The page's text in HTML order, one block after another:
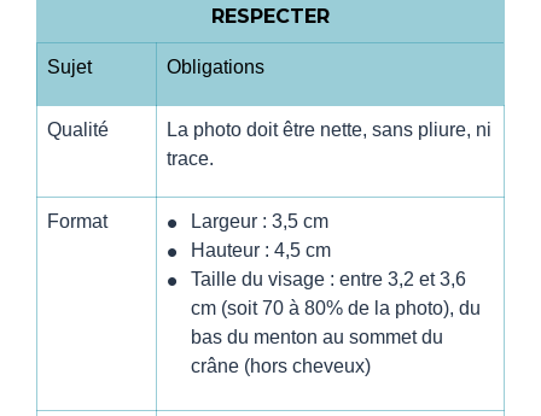
RESPECTER
Sujet Obligations
Qualité
La photo doit être nette, sans pliure, ni
trace.
Format
Largeur : 3,5 cm
Hauteur : 4,5 cm
Taille du visage : entre 3,2 et 3,6
cm (soit 70 à 80% de la photo), du
bas du menton au sommet du
crâne (hors cheveux)